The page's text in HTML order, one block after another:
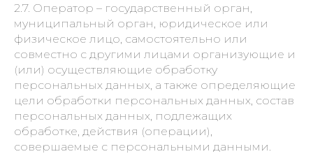
2.7. Оператор – государственный орган,
муниципальный орган, юридическое или
физическое лицо, самостоятельно или
совместно с другими лицами организующие и
(или) осуществляющие обработку
персональных данных, а также определяющие
цели обработки персональных данных, состав
персональных данных, подлежащих
обработке, действия (операции),
совершаемые с персональными данными.